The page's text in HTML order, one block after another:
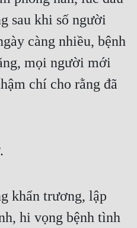
sau khi số người
càng nhiều, bệnh
mọi người mới
chí cho rằng đã
khẩn trương, lập
hi vọng bệnh tình